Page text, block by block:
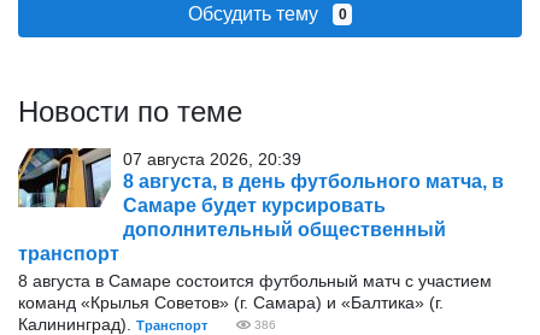
Обсудить тему 0
Новости по теме
07 августа 2026, 20:39
8 августа, в день футбольного матча, в
Самаре будет курсировать
дополнительный общественный
транспорт
8 августа в Самаре состоится футбольный матч с участием
команд «Крылья Советов» (г. Самара) и «Балтика» (г.
Калининград).
Транспорт 386